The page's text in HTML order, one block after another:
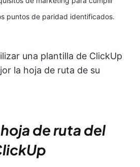
puntos de paridad identificados.
una plantilla de ClickUp
la hoja de ruta de su
de ruta del